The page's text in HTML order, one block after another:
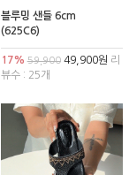
블루밍 샌들 6cm
(625C6)
17% 59,90049,900원 리
뷰수 : 25개